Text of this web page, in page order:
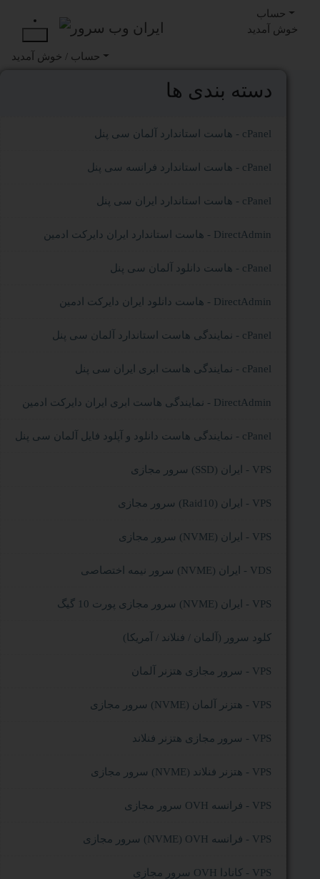
خوش آمدید
حساب /
دسته بندی ها
هاست استاندارد آلمان سی پنل - cPanel
هاست استاندارد فرانسه سی پنل - cPanel
هاست استاندارد ایران سی پنل - cPanel
هاست استاندارد ایران دایرکت ادمین - DirectAdmin
هاست دانلود آلمان سی پنل - cPanel
هاست دانلود ایران دایرکت ادمین - DirectAdmin
نمایندگی هاست استاندارد آلمان سی پنل - cPanel
نمایندگی هاست ابری ایران سی پنل - cPanel
نمایندگی هاست ابری ایران دایرکت ادمین - DirectAdmin
نمایندگی هاست دانلود و آپلود فایل آلمان سی پنل - cPanel
سرور مجازی (SSD) ایران - VPS
سرور مجازی (Raid10) ایران - VPS
سرور مجازی (NVME) ایران - VPS
سرور نیمه اختصاصی (NVME) ایران - VDS
سرور مجازی پورت 10 گیگ (NVME) ایران - VPS
کلود سرور (آلمان / فنلاند / آمریکا)
سرور مجازی هتزنر آلمان - VPS
سرور مجازی (NVME) هتزنر آلمان - VPS
سرور مجازی هتزنر فنلاند - VPS
سرور مجازی (NVME) هتزنر فنلاند - VPS
سرور مجازی OVH فرانسه - VPS
سرور مجازی (NVME) OVH فرانسه - VPS
سرور مجازی OVH کانادا - VPS